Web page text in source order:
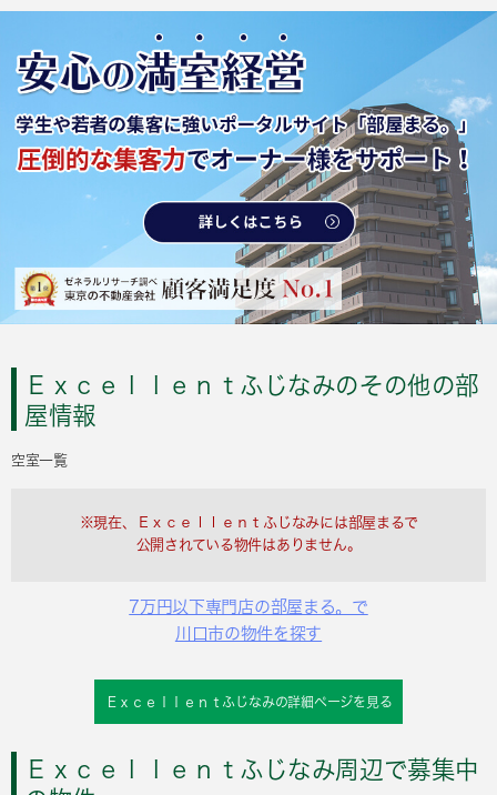
Ｅｘｃｅｌｌｅｎｔふじなみのその他の部
屋情報
空室一覧
※現在、Ｅｘｃｅｌｌｅｎｔふじなみには部屋まるで
公開されている物件はありません。
7万円以下専門店の部屋まる。で
川口市の物件を探す
Ｅｘｃｅｌｌｅｎｔふじなみの詳細ページを見る
Ｅｘｃｅｌｌｅｎｔふじなみ周辺で募集中